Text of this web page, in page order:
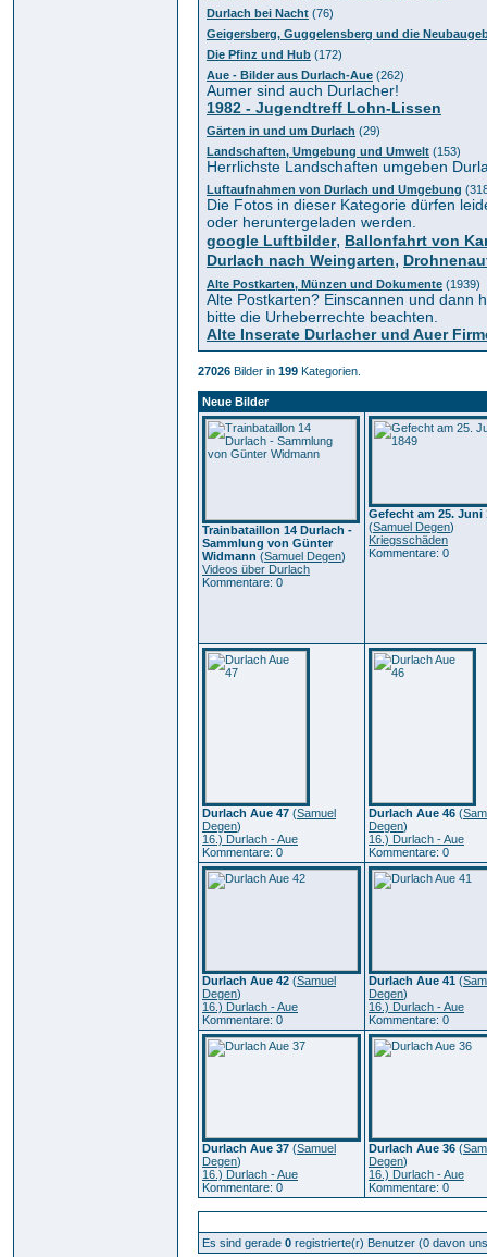
Durlach bei Nacht (76)
Geigersberg, Guggelensberg und die
Die Pfinz und Hub (172)
Aue - Bilder aus Durlach-Aue (262)
Aumer sind auch Durlacher!
1982 - Jugendtreff Lohn-Lissen
Gärten in und um Durlach (29)
Landschaften, Umgebung und Umwelt (153)
Herrlichste Landschaften umgeben
Luftaufnahmen von Durlach und Umgebung
Die Fotos in dieser Kategorie dürfen
oder heruntergeladen werden.
google Luftbilder, Ballonfahrt von
Durlach nach Weingarten,
Alte Postkarten, Münzen und Dokumente (1939)
Alte Postkarten? Einscannen und dann
bitte die Urheberrechte beachten.
Alte Inserate Durlacher und Auer
27026 Bilder in 199 Kategorien.
Neue Bilder
Trainbataillon 14 Durlach -
Sammlung von Günter
Widmann (Samuel Degen)
Videos über Durlach
Kommentare: 0
Gefecht am 25. Juni
(Samuel Degen)
Kriegsschäden
Kommentare: 0
Durlach Aue 47 (Samuel
Degen)
16.) Durlach - Aue
Kommentare: 0
Durlach Aue 46 (
Degen)
16.) Durlach - Aue
Kommentare: 0
Durlach Aue 42 (Samuel
Degen)
16.) Durlach - Aue
Kommentare: 0
Durlach Aue 41 (
Degen)
16.) Durlach - Aue
Kommentare: 0
Durlach Aue 37 (Samuel
Degen)
16.) Durlach - Aue
Kommentare: 0
Durlach Aue 36 (
Degen)
16.) Durlach - Aue
Kommentare: 0
Es sind gerade 0 registrierte(r) Benutzer (0 davon